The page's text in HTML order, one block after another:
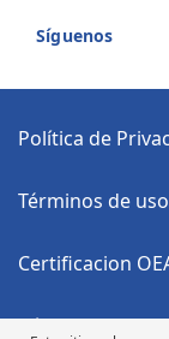
Síguenos
Política de
Términos de uso
Certificacion
Código